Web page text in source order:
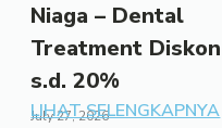
Niaga – Dental
Treatment Diskon
s.d. 20%
July 27, 2026
LIHAT SELENGKAPNYA